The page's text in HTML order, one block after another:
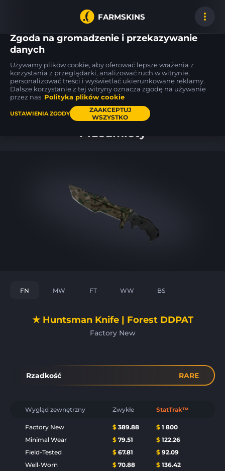
FARMSKINS
49
P90
Grim FN 13
Glock-18
Winterized BS
CZ75-Auto
Imprint
Przedmioty
FN MW FT WW BS
★ Huntsman Knife | Forest DDPAT
Factory New
Rzadkość RARE
Wygląd zewnętrzny Zwykłe StatTrak™
Factory New $ 389.88 $ 1 800
Minimal Wear
$ 79.51 $ 122.26
Field-Tested
$ 67.81 $ 92.09
Well-Worn
$ 70.88 $ 136.42
Zgoda na gromadzenie i przekazywanie
danych
Używamy plików cookie, aby oferować lepsze wrażenia z
korzystania z przeglądarki, analizować ruch w witrynie,
personalizować treści i wyświetlać ukierunkowane reklamy.
Dalsze korzystanie z tej witryny oznacza zgodę na używanie
przez nas Polityka plików cookie
USTAWIENIA ZGODY
ZAAKCEPTUJ
WSZYSTKO